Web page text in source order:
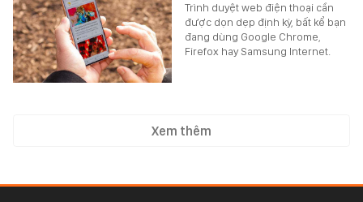
Trình duyệt web điện thoại cần
được dọn dẹp định kỳ, bất kể bạn
đang dùng Google Chrome,
Firefox hay Samsung Internet.
Xem thêm